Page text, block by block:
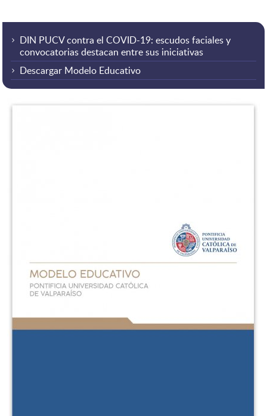
DIN PUCV contra el COVID-19: escudos faciales y
convocatorias destacan entre sus iniciativas
Descargar Modelo Educativo